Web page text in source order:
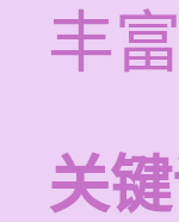
丰
关键